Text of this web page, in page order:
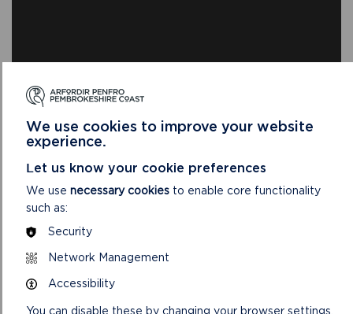
We use cookies to improve your website
experience.
Let us know your cookie preferences
We use necessary cookies to enable core functionality
such as:
Security
Network Management
Accessibility
You can disable these by changing your browser settings,